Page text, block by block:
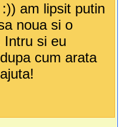
am lipsit putin
noua si o
Intru si eu
cum arata